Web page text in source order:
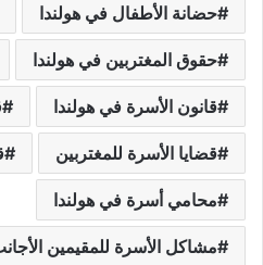
حضانة الأطفال في هولندا
حقوق المغتربين في هولندا
قانون الأسرة في هولندا
قضايا الأسرة للمغتربين
محامي أسرة في هولندا
مشاكل الأسرة للمقيمين